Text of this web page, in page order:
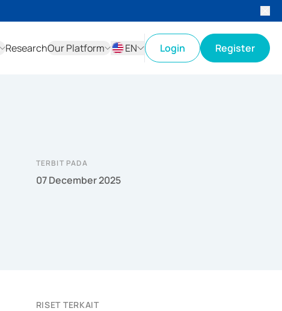
ResearchOur Platform
EN
Login Register
TERBIT PADA
07 December 2025
RISET TERKAIT